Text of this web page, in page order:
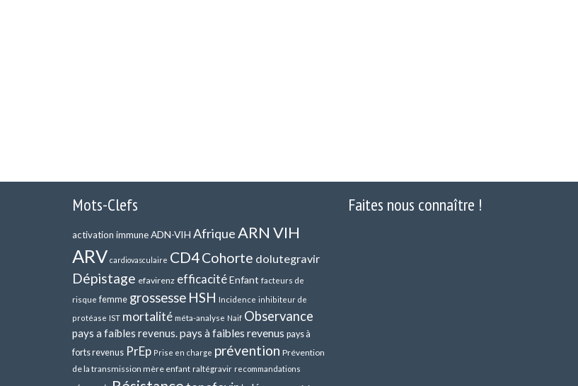
Mots-Clefs
activation immuneADN-VIH AfriqueARN VIH
ARV cardiovasculaire CD4Cohorte dolutegravir
Dépistage efavirenz efficacitéEnfant facteurs de
risque femme grossesse HSH Incidence inhibiteur de
protéase IST mortalité méta-analyse Naif Observance
pays a faibles revenus.pays à faibles revenus pays à
forts revenus PrEp Prise en charge prévention Prévention
de la transmission mère enfant raltégravir recommandations
Faites nous connaître !